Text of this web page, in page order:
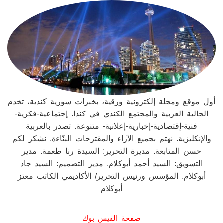
أول موقع ومجلة إلكترونية ورقية، بخبرات سورية كندية، تخدم
الجالية العربية والمجتمع الكندي في كندا. إجتماعية-فكرية-
فنية-إقتصادية-إخبارية-إعلانية- متنوعة. تصدر بالعربية
والإنكليزية. نهتم بجميع الآراء والمقترحات البنّاءة. نشكر لكم
حسن المتابعة. مديرة التحرير: السيدة رنا طعمة. مدير
التسويق: السيد أحمد أبوكلام. مدير التصميم: السيد جاد
أبوكلام. المؤسس ورئيس التحرير/ الأكاديمي الكاتب معتز
أبوكلام